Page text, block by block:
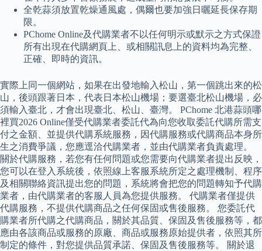
全乾蒜須放置乾燥通風處，偶爾也要加強日曬延長保存期
限。
PChome Online及代購業者不以任何明示或默示之方式保證
所有出現在代購網頁上、或相關訊息上的資料均為完整、
正確、即時的資訊。
實際上同一個網站，如果在出發地輸入松山，第一個跳出來的松
山，後頭跟著日本，代表日本松山機場；要選臺北松山機場，必
須輸入臺北，才會出現臺北、松山、臺灣。 PChome 北港蒜頭哪
裡買2026 Online僅受代購業者委託代為向您收取委託代購所需支
付之金額、並提供代購系統服務，因代購服務或代購商品本身所
生之消費爭議，您應逕洽代購業者，並由代購業者負責處理。
關於代購服務，若您有任何問題或您需要向代購業者提出反映，
您可以在登入系統後，依照線上客服系統所定之處理機制、程序
及相關聯絡資訊提出您的問題，系統將會把您的問題轉知予代購
業者，由代購業者的客服人員為您提供服務。 代購業者僅提供
代購服務，不提供代購商品之任何保固或售後服務。 您委託代
購業者所代購之代購商品，關於其品質、保固及售後服務等，都
應由各該商品或服務的原廠、商品或服務原始提供者，依照其所
制定的條件，對您提供品質承諾、保固及售後服務等。 關於退